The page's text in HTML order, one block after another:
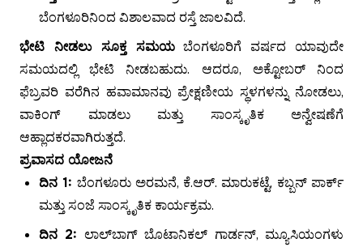
ಬೆಂಗಳೂರಿನಿಂದ ವಿಶಾಲವಾದ ರಸ್ತೆ ಜಾಲವಿದೆ.
ಭೇಟಿ ನೀಡಲು ಸೂಕ್ತ ಸಮಯಬೆಂಗಳೂರಿಗೆ ವರ್ಷದ ಯಾವುದೇ
ಸಮಯದಲ್ಲಿ ಭೇಟಿ ನೀಡಬಹುದು. ಆದರೂ, ಅಕ್ಟೋಬರ್ ನಿಂದ
ಫೆಬ್ರವರಿ ವರೆಗಿನ ಹವಾಮಾನವು ಪ್ರೇಕ್ಷಣೀಯ ಸ್ಥಳಗಳನ್ನು ನೋಡಲು,
ವಾಕಿಂಗ್ ಮಾಡಲು ಮತ್ತು ಸಾಂಸ್ಕೃತಿಕ ಅನ್ವೇಷಣೆಗೆ
ಆಹ್ಲಾದಕರವಾಗಿರುತ್ತದೆ.
ಪ್ರವಾಸದ ಯೋಜನೆ
ದಿನ 1: ಬೆಂಗಳೂರು ಅರಮನೆ, ಕೆ.ಆರ್. ಮಾರುಕಟ್ಟೆ, ಕಬ್ಬನ್ ಪಾರ್ಕ್
ಮತ್ತು ಸಂಜೆ ಸಾಂಸ್ಕೃತಿಕ ಕಾರ್ಯಕ್ರಮ.
ದಿನ 2: ಲಾಲ್‌ಬಾಗ್ ಬೊಟಾನಿಕಲ್ ಗಾರ್ಡನ್, ಮ್ಯೂಸಿಯಂಗಳು